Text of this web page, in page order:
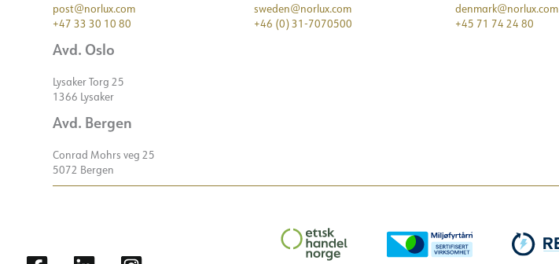
post@norlux.com
+47 33 30 10 80
Avd. Oslo
Lysaker Torg 25
1366 Lysaker
Avd. Bergen
Conrad Mohrs veg 25
5072 Bergen
sweden@norlux.com
+46 (0) 31-7070500
denmark@norlux.com
+45 71 74 24 80